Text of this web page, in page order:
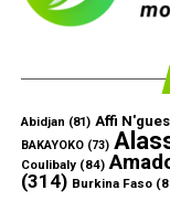
Abidjan (81) Affi
BAKAYOKO(73)
Coulibaly(84)
(314) Burkina Faso